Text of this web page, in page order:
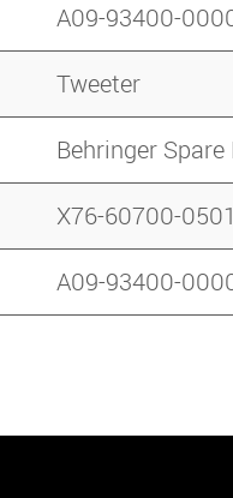
A09-93400-
Tweeter
Behringer Spare
X76-60700-
A09-93400-